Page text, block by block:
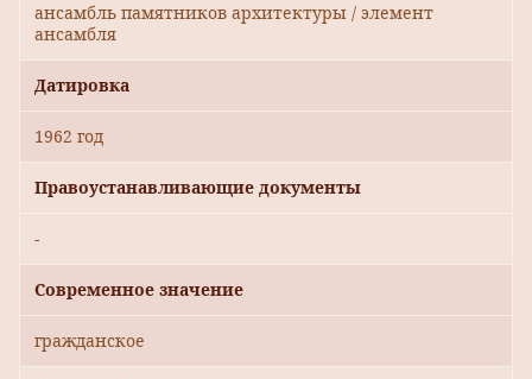
ансамбль памятников архитектуры / элемент
ансамбля
Датировка
1962 год
Правоустанавливающие документы
-
Современное значение
гражданское